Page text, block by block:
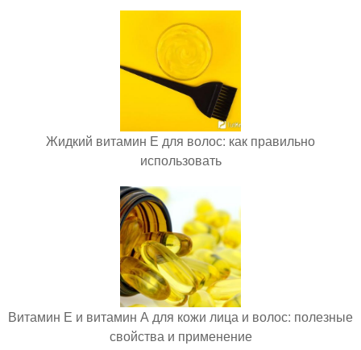
Жидкий витамин Е для волос: как правильно
использовать
Витамин Е и витамин А для кожи лица и волос: полезные
свойства и применение